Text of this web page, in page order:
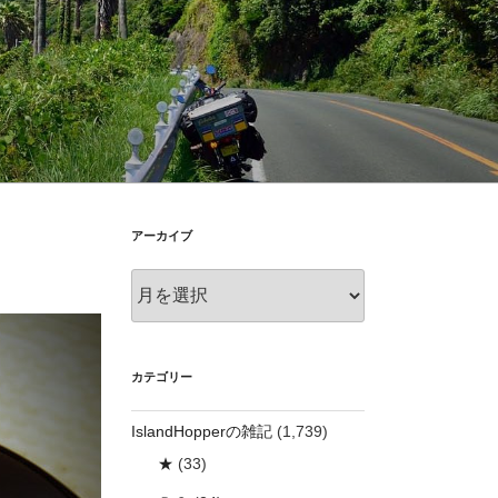
アーカイブ
ー
ブ
カテゴリー
IslandHopperの雑記 (1,739)
★ (33)